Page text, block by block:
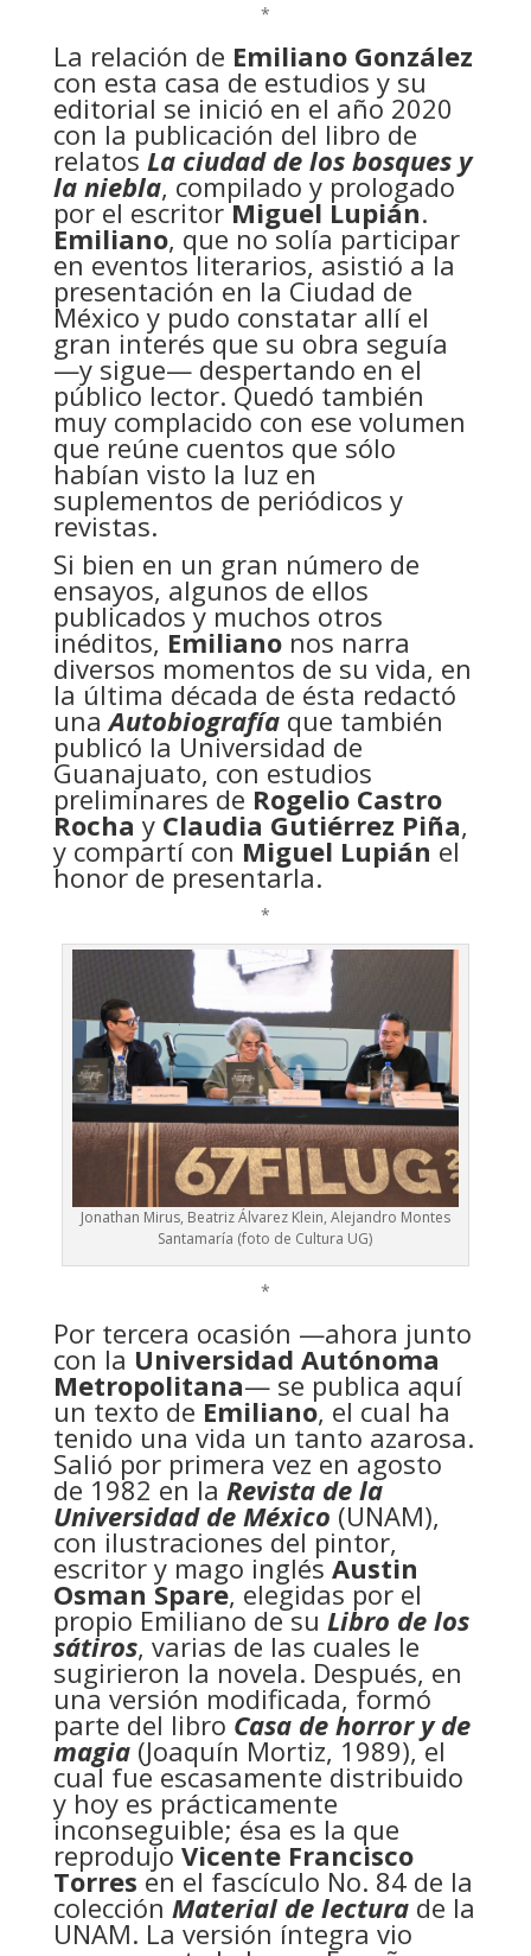
*
La relación de Emiliano González
con esta casa de estudios y su
editorial se inició en el año 2020
con la publicación del libro de
relatos La ciudad de los bosques y
la niebla, compilado y prologado
por el escritorMiguel Lupián.
Emiliano, que no solía participar
en eventos literarios, asistió a la
presentación en la Ciudad de
México y pudo constatar allí el
gran interés que su obra seguía
—y sigue— despertando en el
público lector. Quedó también
muy complacido con ese volumen
que reúne cuentos que sólo
habían visto la luz en
suplementos de periódicos y
revistas.
Si bien en un gran número de
ensayos, algunos de ellos
publicados y muchos otros
inéditos, Emilianonos narra
diversos momentos de su vida, en
la última década de ésta redactó
unaAutobiografíaque también
publicó la Universidad de
Guanajuato, con estudios
preliminares de Rogelio Castro
Rocha y Claudia Gutiérrez Piña,
y compartí con Miguel Lupián el
honor de presentarla.
*
Jonathan Mirus, Beatriz Álvarez Klein, Alejandro Montes
Santamaría (foto de Cultura UG)
*
Por tercera ocasión —ahora junto
con la Universidad Autónoma
Metropolitana— se publica aquí
un texto de Emiliano, el cual ha
tenido una vida un tanto azarosa.
Salió por primera vez en agosto
de 1982 en la Revista de la
Universidad de México (UNAM),
con ilustraciones del pintor,
escritor y mago inglés Austin
Osman Spare, elegidas por el
propio Emiliano de su Libro de los
sátiros, varias de las cuales le
sugirieron la novela. Después, en
una versión modificada, formó
parte del libro Casa de horror y de
magia(Joaquín Mortiz, 1989), el
cual fue escasamente distribuido
y hoy es prácticamente
inconseguible; ésa es la que
reprodujo Vicente Francisco
Torres en el fascículo No. 84 de la
colección Material de lecturade la
UNAM. La versión íntegra vio